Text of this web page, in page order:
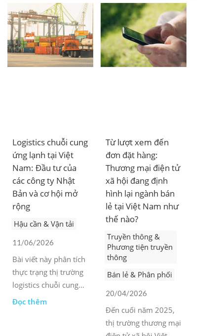
sản xuất của Việt
Nam.
Logistics chuỗi cung
ứng lạnh tại Việt
Nam: Đầu tư của
các công ty Nhật
Bản và cơ hội mở
rộng
Hậu cần & Vận tải
11/06/2026
Bài viết này phân tích
thực trạng thị trường
logistics chuỗi cung
ứng lạnh của Việt
Đọc thêm
Từ lượt xem đến
đơn đặt hàng:
Thương mại điện tử
xã hội đang định
hình lại ngành bán
lẻ tại Việt Nam như
thế nào?
Truyền thông &
Phương tiện truyền
thông
Bán lẻ & Phân phối
20/04/2026
Đến cuối năm 2025,
thị trường thương mại